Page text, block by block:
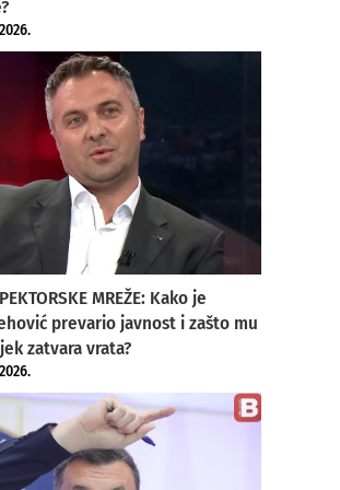
MREŽE: Kako je
prevario javnost i zašto mu
zatvara vrata?